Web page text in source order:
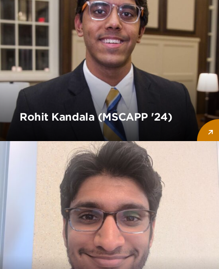
Rohit Kandala (MSCAPP '24)